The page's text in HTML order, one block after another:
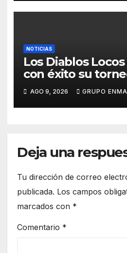
NOTICIAS
Los Diablos
con éxito su
durante el verano
AGO 9, 2026 GRUPO
Deja una
Tu dirección de correo
publicada. Los campos
marcados con *
Comentario *